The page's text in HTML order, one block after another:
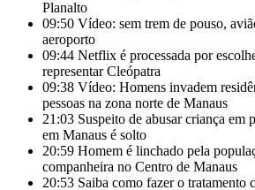
Planalto
09:50 Vídeo: sem trem de pouso,
aeroporto
09:44 Netflix é processada por
representar Cleópatra
09:38 Vídeo: Homens invadem
pessoas na zona norte de Manaus
21:03 Suspeito de abusar criança em
em Manaus é solto
20:59 Homem é linchado pela
companheira no Centro de Manaus
20:53 Saiba como fazer o tratamento